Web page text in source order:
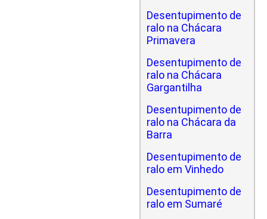
Desentupimento de
ralo na Chácara
Primavera
Desentupimento de
ralo na Chácara
Gargantilha
Desentupimento de
ralo na Chácara da
Barra
Desentupimento de
ralo em Vinhedo
Desentupimento de
ralo em Sumaré